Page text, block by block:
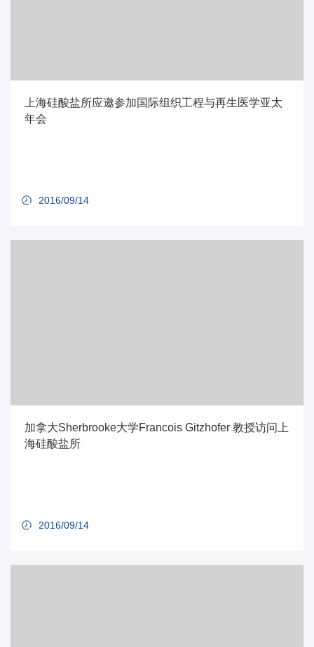
上海硅酸盐所应邀参加国际组织工程与再生医学亚太
年会
2016/09/14
加拿大Sherbrooke大学Francois Gitzhofer 教授访问上
海硅酸盐所
2016/09/14